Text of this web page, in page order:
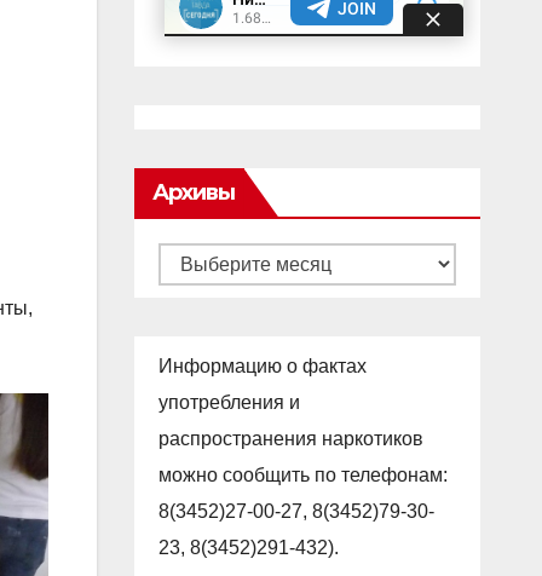
Архивы
Архивы
Информацию о фактах
употребления и
распространения наркотиков
можно сообщить по телефонам:
8(3452)27-00-27, 8(3452)79-30-
23, 8(3452)291-432).